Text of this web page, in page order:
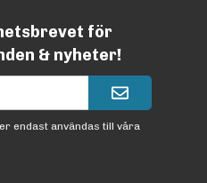
för
& nyheter!
endast användas till våra